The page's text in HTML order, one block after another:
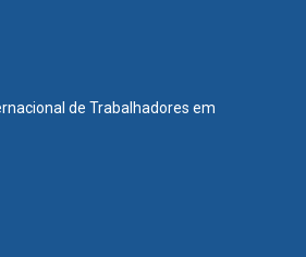
de Trabalhadores em